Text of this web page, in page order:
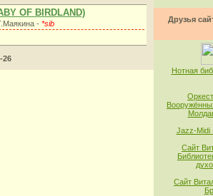
OF BIRDLAND)
- *sib
26
Друзья
Нотная
Jazz-Midi
Сайт
Сайт